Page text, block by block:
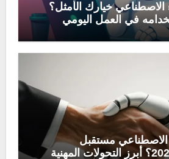
الاصطناعي خيارك الأمثل؟
في العمل اليومي
الاصطناعي مستقبل